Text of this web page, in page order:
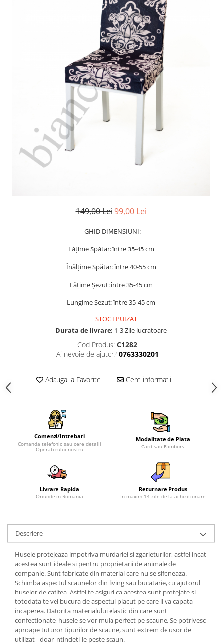
Lenjerii Pat Imprimeu 5D cu Elastic
Cearceaf cu Elastic pat 1 Persoana
Cearceaf cu Elastic pat 2 Persoane
Lenjerii Pat Inimi Brodate
Lenjerii Pat, Bumbac-Finet
Premium, 1 Persoana
Lenjerii Pat, Bumbac-Finet
Premium, 2 Persoane
Cearceaf cu Elastic
Cearceaf Normal
149,00 Lei 99,00 Lei
GHID DIMENSIUNI:
Lățime Spătar: între 35-45 cm
Înălțime Spătar: între 40-55 cm
Lățime Șezut: între 35-45 cm
Lungime Șezut: între 35-45 cm
STOC EPUIZAT
Durata de livrare: 1-3 Zile lucratoare
Cod Produs: C1282
Ai nevoie de ajutor? 0763330201
Adauga la Favorite Cere informatii
Comenzi/Intrebari
Comanda telefonic sau cere detalii
Operatorului nostru
Modalitate de Plata
Card sau Ramburs
Livrare Rapida
Oriunde in Romania
Returnare Produs
In maxim 14 zile de la achizitionare
Descriere
Husele protejeaza impotriva murdariei si zgarieturilor, astfel incat
acestea sunt ideale si pentru proprietarii de animale de
companie. Sunt fabricate din material care nu se sifoneaza.
Schimba aspectul scaunelor din living sau bucatarie, cu ajutorul
huselor de catifea. Astfel te asiguri ca acestea sunt protejate si
totodata te vei bucura de aspectul placut pe care il va capata
incaperea. Datorita materialului elastic din care sunt
confectionate, husele se vor mula perfect pe scaune. Se potrivesc
aproape tuturor tipurilor de scaune, sunt extrem de usor de
utilizat - doar intindeti-le peste scaun.